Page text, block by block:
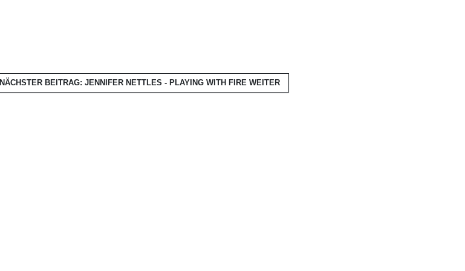
NÄCHSTER BEITRAG: JENNIFER NETTLES - PLAYING WITH FIRE WEITER